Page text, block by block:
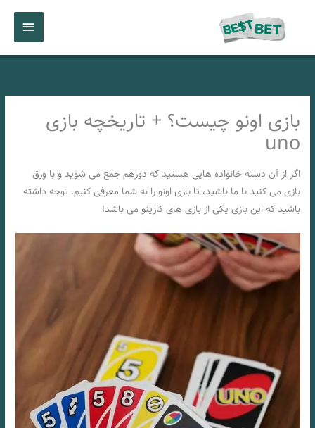
اصلی
بازی اونو چیست؟ + تاریخچه بازی
uno
اگر از آن دسته خانواده هایی هستید که دورهم جمع می شوید و با ورق
بازی می کنید با ما باشید، تا بازی اونو را به شما معرفی کنیم. توجه داشته
باشید که این بازی یکی از بازی های کازینو می باشد!